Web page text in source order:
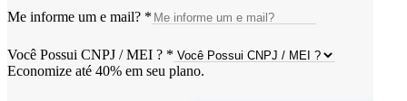
Me informe um e mail? *
Você Possui CNPJ / MEI ? *
Economize até 40% em seu plano.